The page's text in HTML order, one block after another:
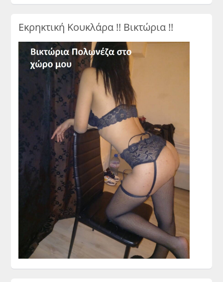
Εκρηκτική Κουκλάρα !! Βικτώρια !!